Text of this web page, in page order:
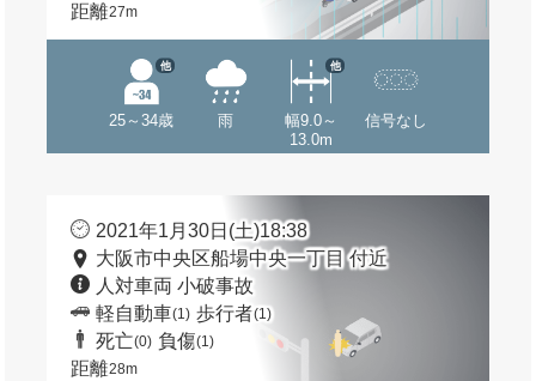
距離27m
25～34歳
他
雨
幅9.0～
13.0m
他
信号なし
2021年1月30日(土)18:38
大阪市中央区船場中央一丁目 付近
人対車両 小破事故
軽自動車(1) 歩行者(1)
死亡(0) 負傷(1)
距離28m